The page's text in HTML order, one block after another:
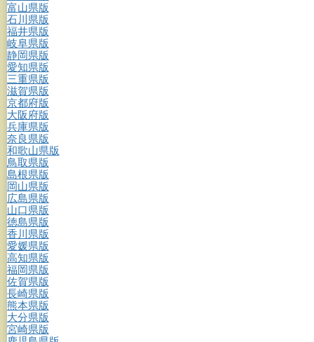
富山県版
石川県版
福井県版
岐阜県版
静岡県版
愛知県版
三重県版
滋賀県版
京都府版
大阪府版
兵庫県版
奈良県版
和歌山県版
鳥取県版
島根県版
岡山県版
広島県版
山口県版
徳島県版
香川県版
愛媛県版
高知県版
福岡県版
佐賀県版
長崎県版
熊本県版
大分県版
宮崎県版